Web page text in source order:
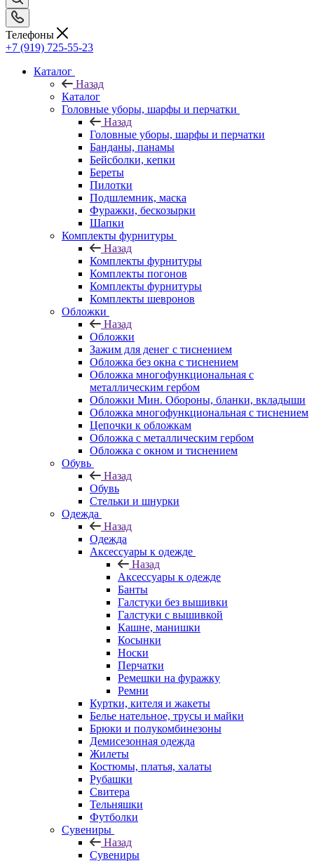
Телефоны
+7 (919) 725-55-23
Каталог
Назад
Каталог
Головные уборы, шарфы и перчатки
Назад
Головные уборы, шарфы и перчатки
Банданы, панамы
Бейсболки, кепки
Береты
Пилотки
Подшлемник, маска
Фуражки, бескозырки
Шапки
Комплекты фурнитуры
Назад
Комплекты фурнитуры
Комплекты погонов
Комплекты фурнитуры
Комплекты шевронов
Обложки
Назад
Обложки
Зажим для денег с тиснением
Обложка без окна с тиснением
Обложка многофункциональная с
металлическим гербом
Обложки Мин. Обороны, бланки, вкладыши
Обложка многофункциональная с тиснением
Цепочки к обложкам
Обложка с металлическим гербом
Обложка с окном и тиснением
Обувь
Назад
Обувь
Стельки и шнурки
Одежда
Назад
Одежда
Аксессуары к одежде
Назад
Аксессуары к одежде
Банты
Галстуки без вышивки
Галстуки с вышивкой
Кашне, манишки
Косынки
Носки
Перчатки
Ремешки на фуражку
Ремни
Куртки, кителя и жакеты
Белье нательное, трусы и майки
Брюки и полукомбинезоны
Демисезонная одежда
Жилеты
Костюмы, платья, халаты
Рубашки
Свитера
Тельняшки
Футболки
Сувениры
Назад
Сувениры